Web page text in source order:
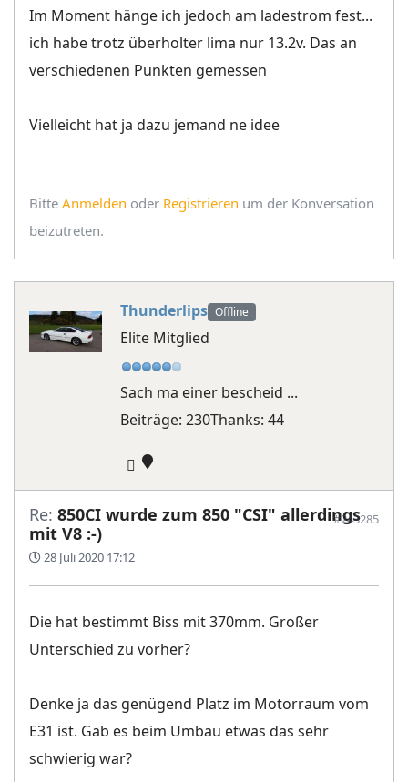
Im Moment hänge ich jedoch am ladestrom fest...
ich habe trotz überholter lima nur 13.2v. Das an
verschiedenen Punkten gemessen
Vielleicht hat ja dazu jemand ne idee
Bitte Anmelden oder Registrieren um der Konversation
beizutreten.
Thunderlips Offline
Elite Mitglied
Sach ma einer bescheid ...
Beiträge: 230Thanks: 44
Re: 850CI wurde zum 850 "CSI" allerdings
mit V8 :-)
28 Juli 2020 17:12
#243285
Die hat bestimmt Biss mit 370mm. Großer
Unterschied zu vorher?
Denke ja das genügend Platz im Motorraum vom
E31 ist. Gab es beim Umbau etwas das sehr
schwierig war?